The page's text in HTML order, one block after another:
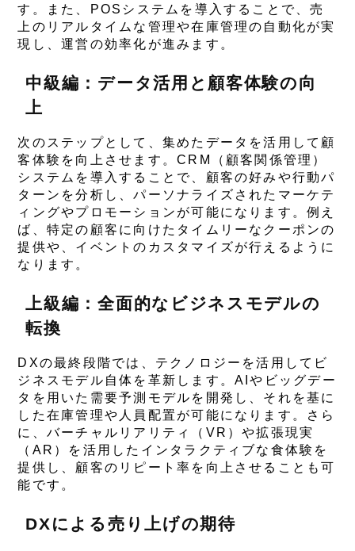
す。また、POSシステムを導入することで、売
上のリアルタイムな管理や在庫管理の自動化が実
現し、運営の効率化が進みます。
中級編：データ活用と顧客体験の向
上
次のステップとして、集めたデータを活用して顧
客体験を向上させます。CRM（顧客関係管理）
システムを導入することで、顧客の好みや行動パ
ターンを分析し、パーソナライズされたマーケテ
ィングやプロモーションが可能になります。例え
ば、特定の顧客に向けたタイムリーなクーポンの
提供や、イベントのカスタマイズが行えるように
なります。
上級編：全面的なビジネスモデルの
転換
DXの最終段階では、テクノロジーを活用してビ
ジネスモデル自体を革新します。AIやビッグデー
タを用いた需要予測モデルを開発し、それを基に
した在庫管理や人員配置が可能になります。さら
に、バーチャルリアリティ（VR）や拡張現実
（AR）を活用したインタラクティブな食体験を
提供し、顧客のリピート率を向上させることも可
能です。
DXによる売り上げの期待